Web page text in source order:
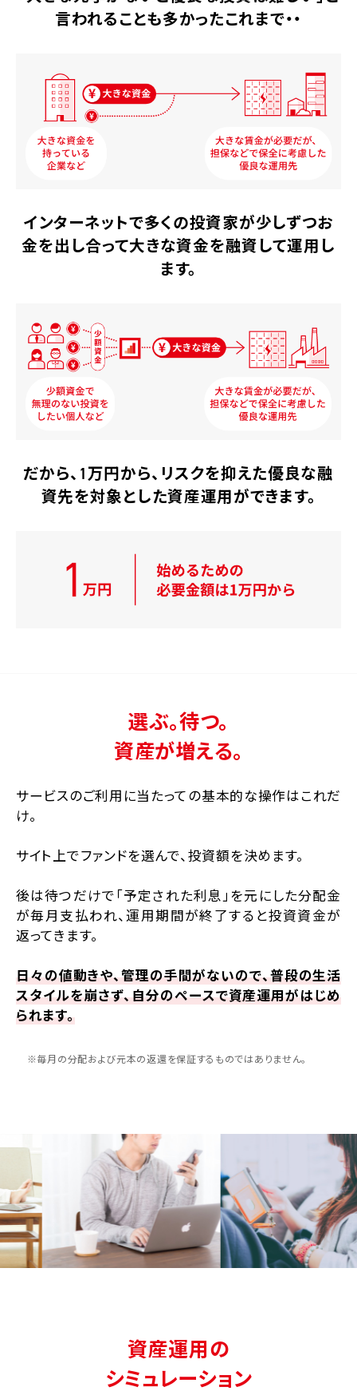
言われることも多かったこれまで・・
インターネットで多くの投資家が少しずつお
金を出し合って大きな資金を融資して運用し
ます。
だから、1万円から、 リスクを抑えた優良な融
資先を対象とした資産運用ができます。
選ぶ。待つ。
資産が増える。
サービスのご利用に当たっての基本的な操作はこれだ
け。
サイト上でファンドを選んで、投資額を決めます。
後は待つだけで「予定された利息」を元にした分配金
が毎月支払われ、運用期間が終了すると投資資金が
返ってきます。
日々の値動きや、管理の手間がないので、普段の生活
スタイルを崩さず、自分のペースで資産運用がはじめ
られます。
※毎月の分配および元本の返還を保証するものではありません。
資産運用の
シミュレーション